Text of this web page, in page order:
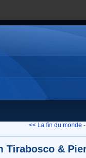
<< La fin du monde
Tirabosco &